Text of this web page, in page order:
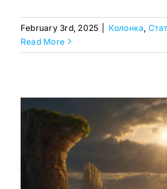
February 3rd, 2025 Колонка
Read More